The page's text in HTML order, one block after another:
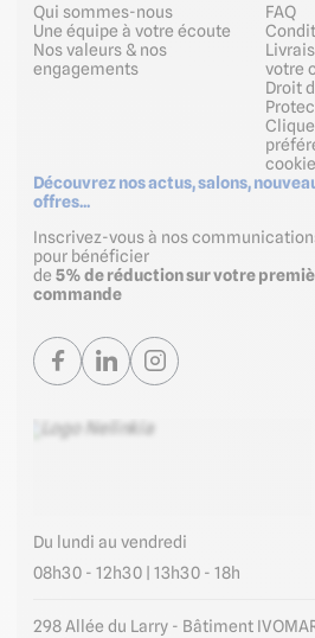
Du lundi au vendredi
08h30 - 12h30 | 13h30 - 18h
298 Allée du Larry - Bâtiment
Qui sommes-nous
Une équipe à votre écoute
Nos valeurs & nos
engagements
FAQ
votre
Droit
Découvrez nos actus, salons,
offres...
Inscrivez-vous à nos
pour bénéficier
de 5% de réduction sur votre
commande